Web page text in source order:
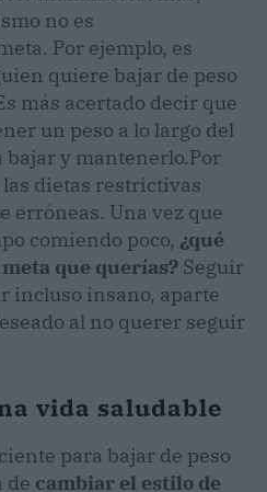
no es
Por ejemplo, es
quiere bajar de peso
más acertado decir que
un peso a lo largo del
y mantenerlo.Por
dietas restrictivas
erróneas. Una vez que
comiendo poco, ¿qué
que querías? Seguir
incluso insano, aparte
al no querer seguir
vida saludable
para bajar de peso
de cambiar el estilo de